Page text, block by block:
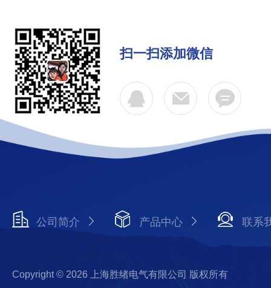
扫一扫添加微信
公司简介 产品中心 联系
Copyright © 2026 上海胜绪电气有限公司 版权所有